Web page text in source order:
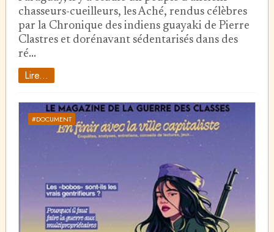
chasseurs-cueilleurs, les Aché, rendus célèbres
par la Chronique des indiens guayaki de Pierre
Clastres et dorénavant sédentarisés dans des
ré…
Lire...
#DOCUMENT